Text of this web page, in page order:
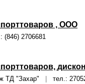
, ООО
(846) 2706681
ТД "Захар" тел.: